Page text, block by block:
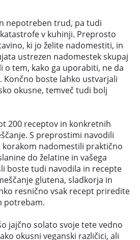
nepotreben trud, pa tudi
v kuhinji. Preprosto
ki jo želite nadomestiti, in
ustrezen nadomestek skupaj
o tem, kako ga uporabiti, ne da
boste lahko ustvarjali
okusne, temveč tudi bolj
200 receptov in konkretnih
S preprostimi navodili
korakom nadomestili praktično
do želatine in vašega
boste tudi navodila in recepte
glutena, sladkorja in
resnično vsak recept priredite
potrebam.
jajčno solato svoje tete vedno
okusni veganski različici, ali